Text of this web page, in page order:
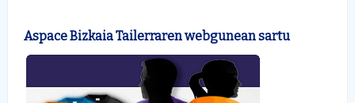
Aspace Bizkaia Tailerraren webgunean sartu